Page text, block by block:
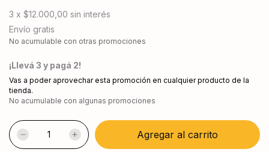
3 x $12.000,00 sin interés
Envío gratis
No acumulable con otras promociones
¡Llevá 3 y pagá 2!
Vas a poder aprovechar esta promoción en cualquier producto de la
tienda.
No acumulable con algunas promociones